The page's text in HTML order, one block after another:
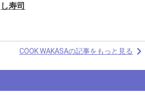
し寿司
COOK WAKASAの記事をもっと見る